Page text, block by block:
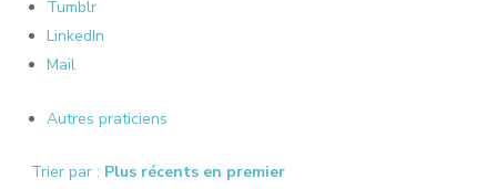
Tumblr
LinkedIn
Mail
Autres praticiens
Trier par : Plus récents en premier